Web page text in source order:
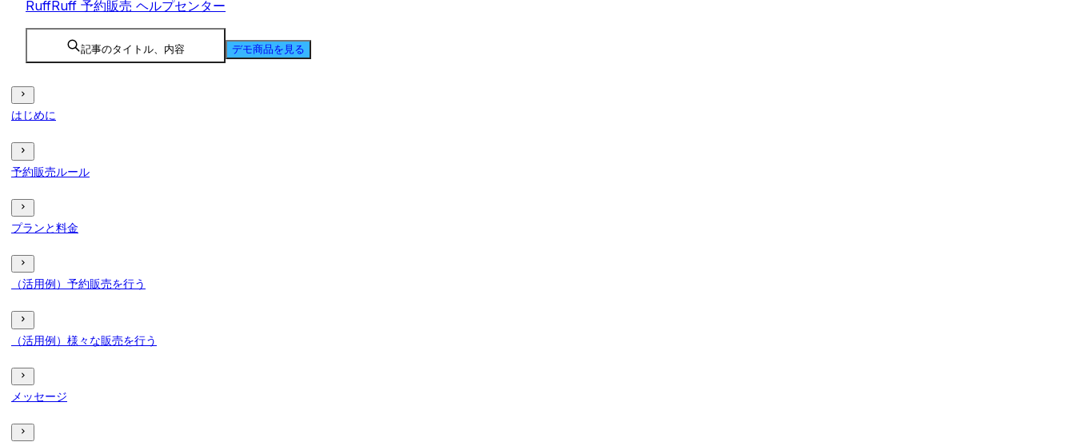
RuffRuff 予約販売 ヘルプセンター
記事のタイトル、内容 デモ商品を見る
はじめに
予約販売ルール
プランと料金
（活用例）予約販売を行う
（活用例）様々な販売を行う
メッセージ